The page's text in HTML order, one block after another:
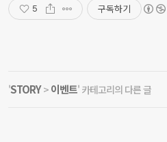
5 구독하기
'STORY> 이벤트' 카테고리의 다른 글